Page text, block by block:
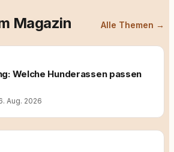
Magazin Alle Themen →
Welche Hunderassen passen
Aug. 2026